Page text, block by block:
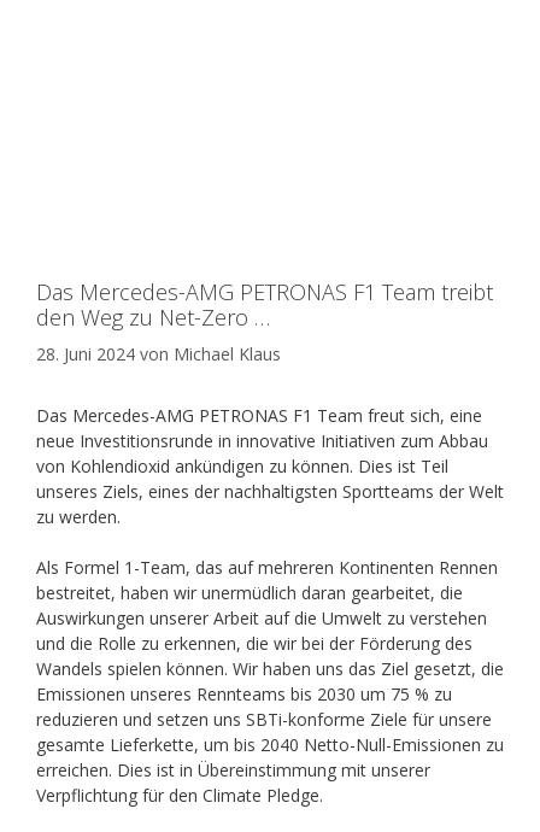
Das Mercedes-AMG PETRONAS F1 Team treibt
den Weg zu Net-Zero …
28. Juni 2024 von Michael Klaus
Das Mercedes-AMG PETRONAS F1 Team freut sich, eine
neue Investitionsrunde in innovative Initiativen zum Abbau
von Kohlendioxid ankündigen zu können. Dies ist Teil
unseres Ziels, eines der nachhaltigsten Sportteams der Welt
zu werden.
Als Formel 1-Team, das auf mehreren Kontinenten Rennen
bestreitet, haben wir unermüdlich daran gearbeitet, die
Auswirkungen unserer Arbeit auf die Umwelt zu verstehen
und die Rolle zu erkennen, die wir bei der Förderung des
Wandels spielen können. Wir haben uns das Ziel gesetzt, die
Emissionen unseres Rennteams bis 2030 um 75 % zu
reduzieren und setzen uns SBTi-konforme Ziele für unsere
gesamte Lieferkette, um bis 2040 Netto-Null-Emissionen zu
erreichen. Dies ist in Übereinstimmung mit unserer
Verpflichtung für den Climate Pledge.